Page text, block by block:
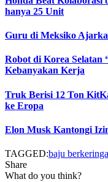
hanya 25 Unit
Guru di Meksiko
Robot di Korea
Kebanyakan Kerja
Truk Berisi 12 Ton
ke Eropa
Elon Musk Kantongi
TAGGED:baju
Share
What do you think?